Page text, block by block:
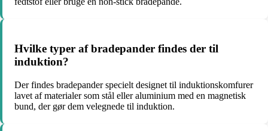
Hvilke typer af bradepander findes der til
induktion?
Der findes bradepander specielt designet til induktionskomfurer
lavet af materialer som stål eller aluminium med en magnetisk
bund, der gør dem velegnede til induktion.